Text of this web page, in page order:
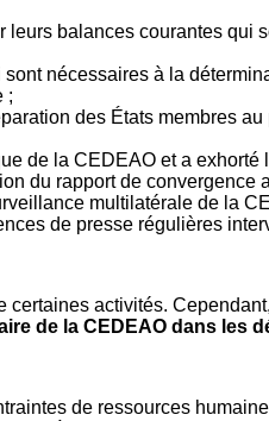
balances courantes qui
nécessaires à la
;
des États membres
de la CEDEAO et a
du rapport de convergence
multilatérale de la
de presse régulières
certaines activités. Cependant,
de la CEDEAO dans les
de ressources